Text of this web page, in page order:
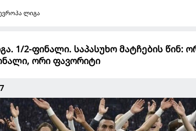
ლიგა
1/2-ფინალი. საპასუხო მატჩების წინ:
ორი ფავორიტი